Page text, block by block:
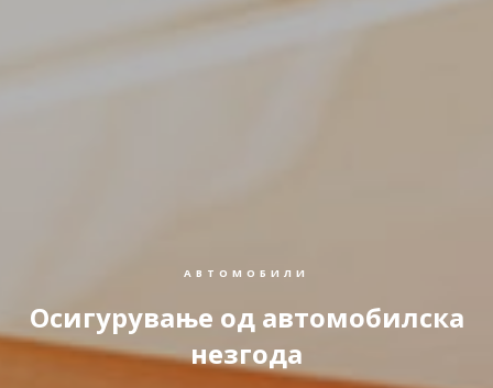
АВТОМОБИЛИ
Осигурување од автомобилска
незгода